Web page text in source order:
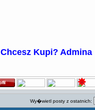
Chcesz Kupi? Admina
Wy�wietl posty z ostatnich: